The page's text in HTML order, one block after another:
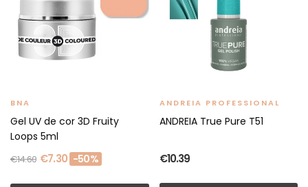
BNA
Gel UV de cor 3D Fruity
Loops 5ml
€14.60 €7.30 -50%
ANDREIA PROFESSIONAL
ANDREIA True Pure T51
€10.39